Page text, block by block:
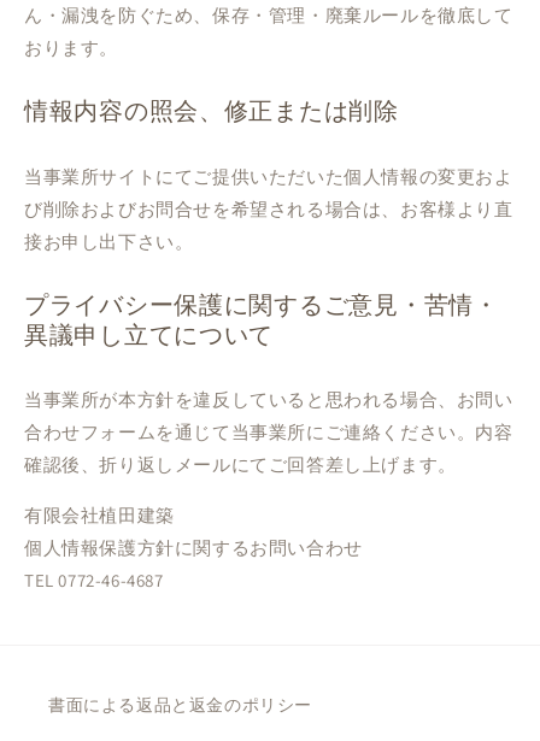
ん・漏洩を防ぐため、保存・管理・廃棄ルールを徹底して
おります。
情報内容の照会、修正または削除
当事業所サイトにてご提供いただいた個人情報の変更およ
び削除およびお問合せを希望される場合は、お客様より直
接お申し出下さい。
プライバシー保護に関するご意見・苦情・
異議申し立てについて
当事業所が本方針を違反していると思われる場合、お問い
合わせフォームを通じて当事業所にご連絡ください。内容
確認後、折り返しメールにてご回答差し上げます。
有限会社植田建築
個人情報保護方針に関するお問い合わせ
TEL 0772-46-4687
書面による返品と返金のポリシー